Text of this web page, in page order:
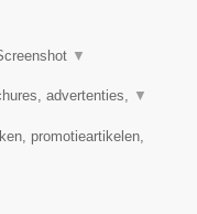
▼
advertenties, ▼
promotieartikelen,